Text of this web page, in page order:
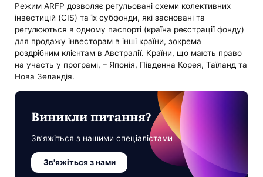
Режим ARFP дозволяє регульовані схеми колективних
інвестицій (CIS) та їх субфонди, які засновані та
регулюються в одному паспорті (країна реєстрації фонду)
для продажу інвесторам в інші країни, зокрема
роздрібним клієнтам в Австралії. Країни, що мають право
на участь у програмі, – Японія, Південна Корея, Таїланд та
Нова Зеландія.
Виникли питання?
Зв’яжіться з нашими спеціалістами
Зв'яжіться з нами